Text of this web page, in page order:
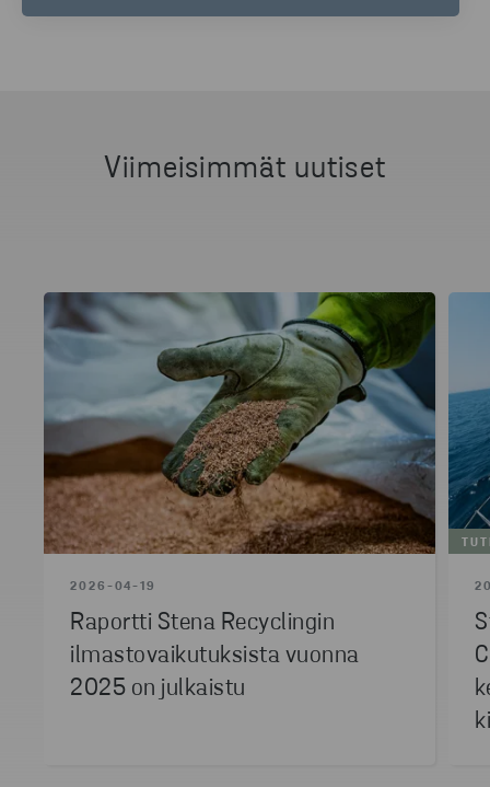
Viimeisimmät uutiset
2026-04-19
Raportti Stena Recyclingin
ilmastovaikutuksista vuonna
2025 on julkaistu